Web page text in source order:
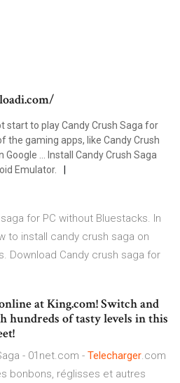
start to play Candy Crush Saga for
the gaming apps, like Candy Crush
... Install Candy Crush Saga
Emulator.
for PC without Bluestacks. In
to install candy crush saga on
Download Candy crush saga for
at King.com! Switch and
hundreds of tasty levels in this
- 01net.com - Telecharger.com
bonbons, réglisses et autres